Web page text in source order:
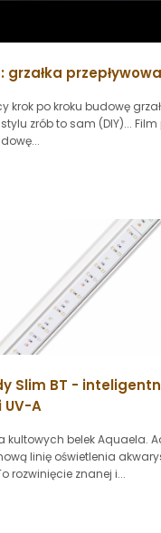
grzałka przepływowa
krok po kroku budowę
zrób to sam (DIY)...
Slim BT -
UV-A
kultowych belek Aquaela.
linię oświetlenia
rozwinięcie znanej i...